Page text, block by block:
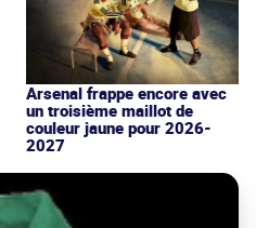
Arsenal frappe encore avec
un troisième maillot de
couleur jaune pour 2026-
2027